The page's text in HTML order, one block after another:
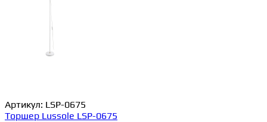
Артикул: LSP-0675
Торшер Lussole LSP-0675